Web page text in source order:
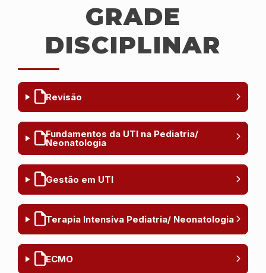
GRADE
DISCIPLINAR
Revisão
Fundamentos da UTI na Pediatria/
Neonatologia
Gestão em UTI
Terapia Intensiva Pediatria/ Neonatologia
ECMO